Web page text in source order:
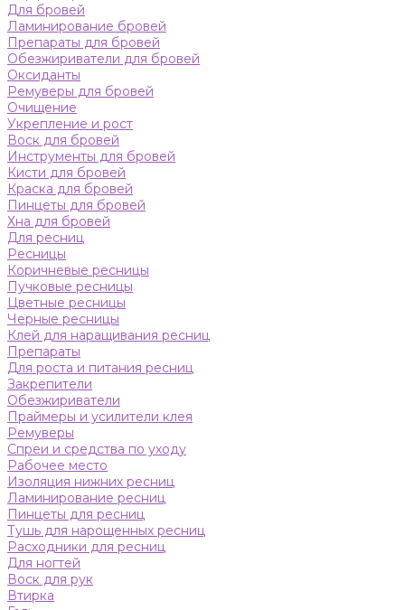
Для бровей
Ламинирование бровей
Препараты для бровей
Обезжириватели для бровей
Оксиданты
Ремуверы для бровей
Очищение
Укрепление и рост
Воск для бровей
Инструменты для бровей
Кисти для бровей
Краска для бровей
Пинцеты для бровей
Хна для бровей
Для ресниц
Ресницы
Коричневые ресницы
Пучковые ресницы
Цветные ресницы
Черные ресницы
Клей для наращивания ресниц
Препараты
Для роста и питания ресниц
Закрепители
Обезжириватели
Праймеры и усилители клея
Ремуверы
Спреи и средства по уходу
Рабочее место
Изоляция нижних ресниц
Ламинирование ресниц
Пинцеты для ресниц
Тушь для нарощенных ресниц
Расходники для ресниц
Для ногтей
Воск для рук
Втирка